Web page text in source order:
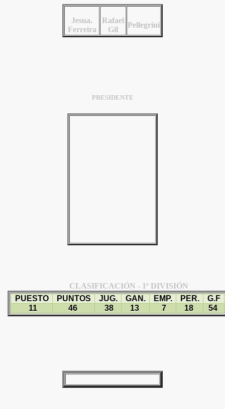
Jesua.
Ferreira
Rafael
Gil
Pellegrini
PRESIDENTE
CLASIFICACIÓN - 1ª DIVISIÓN
PUESTO
PUNTOS JUG. GAN. EMP. PER.
G.F
11
46 38 13 7 18 54